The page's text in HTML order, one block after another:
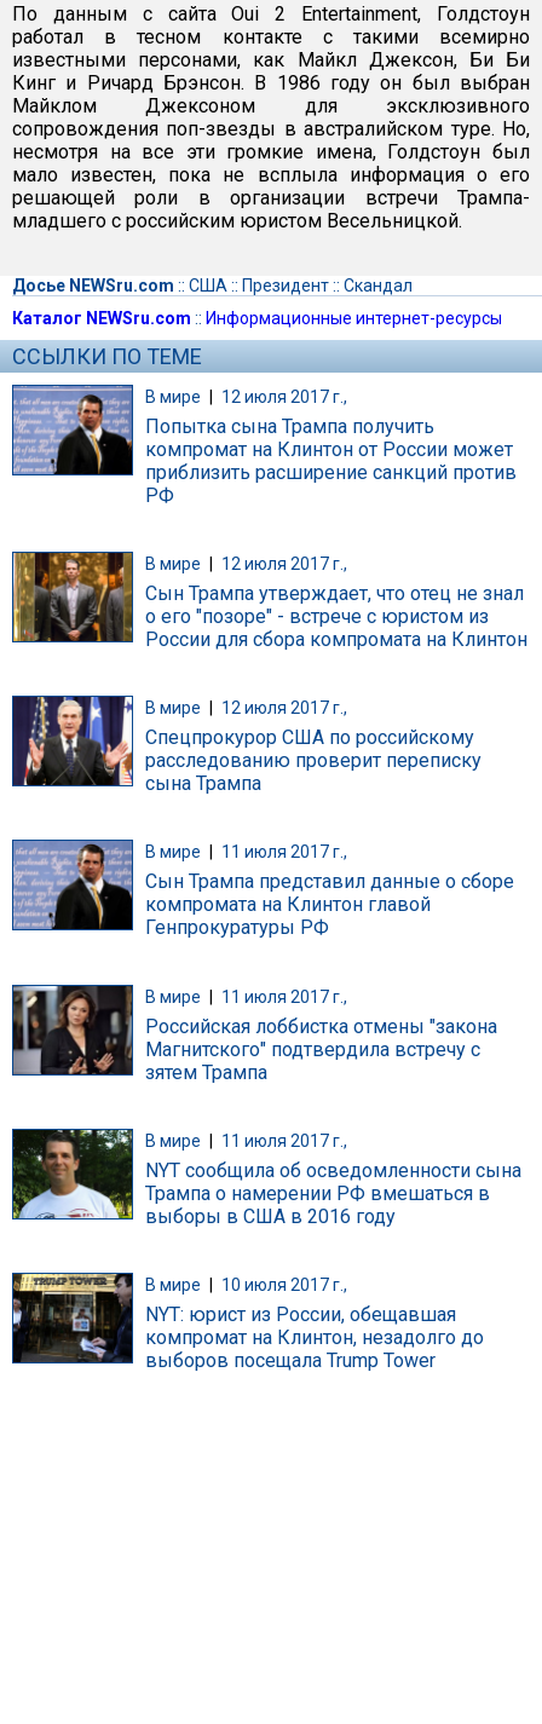
По данным с сайта Oui 2 Entertainment, Голдстоун
работал в тесном контакте с такими всемирно
известными персонами, как Майкл Джексон, Би Би
Кинг и Ричард Брэнсон. В 1986 году он был выбран
Майклом Джексоном для эксклюзивного
сопровождения поп-звезды в австралийском туре. Но,
несмотря на все эти громкие имена, Голдстоун был
мало известен, пока не всплыла информация о его
решающей роли в организации встречи Трампа-
младшего с российским юристом Весельницкой.
Досье NEWSru.com :: США :: Президент:: Скандал
Каталог NEWSru.com :: Информационные интернет-ресурсы
ССЫЛКИ ПО ТЕМЕ
В мире | 12 июля 2017 г.,
Попытка сына Трампа получить
компромат на Клинтон от России может
приблизить расширение санкций против
РФ
В мире 12 июля 2017 г.,
Сын Трампа утверждает, что отец не знал
о его "позоре" - встрече с юристом из
России для сбора компромата на Клинтон
В мире 12 июля 2017 г.,
Спецпрокурор США по российскому
расследованию проверит переписку
сына Трампа
В мире 11 июля 2017 г.,
Сын Трампа представил данные о сборе
компромата на Клинтон главой
Генпрокуратуры РФ
В мире | 11 июля 2017 г.,
Российская лоббистка отмены "закона
Магнитского" подтвердила встречу с
зятем Трампа
В мире 11 июля 2017 г.,
NYT сообщила об осведомленности сына
Трампа о намерении РФ вмешаться в
выборы в США в 2016 году
В мире 10 июля 2017 г.,
NYT: юрист из России, обещавшая
компромат на Клинтон, незадолго до
выборов посещала Trump Tower